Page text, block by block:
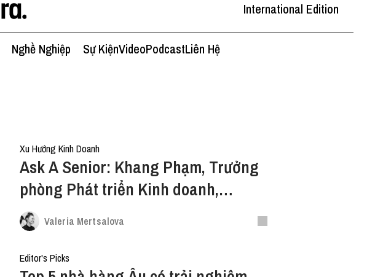
International Edition
Nghề Nghiệp Sự KiệnVideoPodcastLiên Hệ
Xu Hướng Kinh Doanh
Ask A Senior: Khang Phạm, Trưởng
phòng Phát triển Kinh doanh,
KAMEREO
Valeria Mertsalova
Editor's Picks